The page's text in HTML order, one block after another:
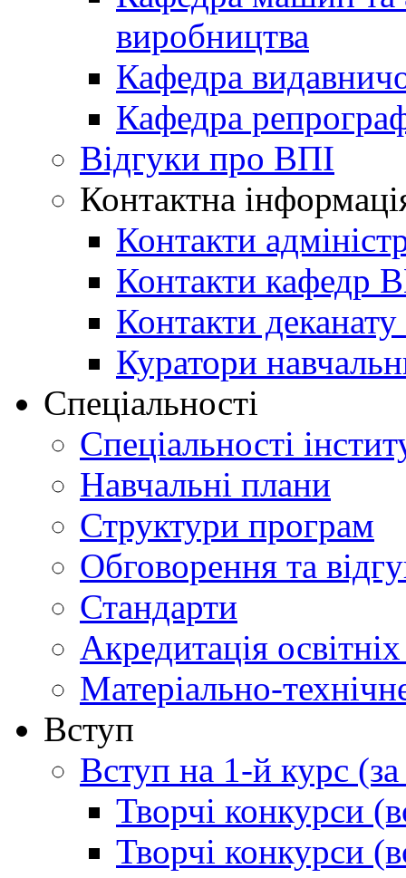
виробництва
Кафедра
Кафедра
Відгуки про ВПІ
Контактна
Контакти
Контакти кафедр
Контакти
Куратори
Спеціальності
Спеціальності
Навчальні плани
Структури програм
Обговорення та
Стандарти
Акредитація
Матеріально-
Вступ
Вступ на 1-й курс
Творчі конкурси
Творчі конкурси